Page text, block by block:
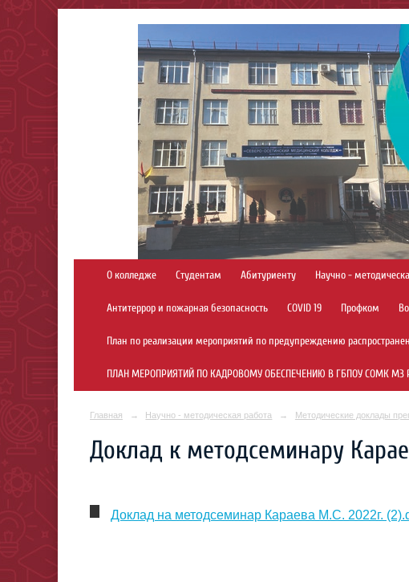
О колледже Студентам Абитуриенту Научно -
Антитеррор и пожарная безопасность COVID 19 Профком
План по реализации мероприятий по предупреждению
ПЛАН МЕРОПРИЯТИЙ ПО КАДРОВОМУ ОБЕСПЕЧЕНИЮ В ГБПОУ СОМК МЗ
Главная → Научно - методическая работа → Методические доклады
Доклад к методсеминару
Доклад на методсеминар Караева М.С. 2022г.